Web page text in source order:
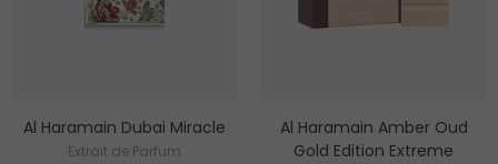
Al Haramain Dubai Miracle
Extrait de Parfum
Al Haramain Amber Oud
Gold Edition Extreme